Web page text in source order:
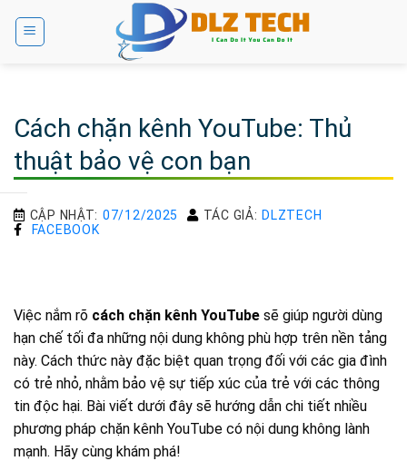
Cách chặn kênh YouTube: Thủ
thuật bảo vệ con bạn
CẬP NHẬT: 07/12/2025 TÁC GIẢ: DLZTECH
FACEBOOK
Việc nắm rõ cách chặn kênh YouTube sẽ giúp người dùng
hạn chế tối đa những nội dung không phù hợp trên nền tảng
này. Cách thức này đặc biệt quan trọng đối với các gia đình
có trẻ nhỏ, nhằm bảo vệ sự tiếp xúc của trẻ với các thông
tin độc hại. Bài viết dưới đây sẽ hướng dẫn chi tiết nhiều
phương pháp chặn kênh YouTube có nội dung không lành
mạnh. Hãy cùng khám phá!